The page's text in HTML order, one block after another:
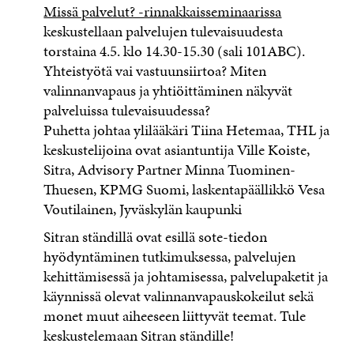
Missä palvelut? -rinnakkaisseminaarissa
keskustellaan palvelujen tulevaisuudesta
torstaina 4.5. klo 14.30-15.30 (sali 101ABC).
Yhteistyötä vai vastuunsiirtoa? Miten
valinnanvapaus ja yhtiöittäminen näkyvät
palveluissa tulevaisuudessa?
Puhetta johtaa ylilääkäri Tiina Hetemaa, THL ja
keskustelijoina ovat asiantuntija Ville Koiste,
Sitra, Advisory Partner Minna Tuominen-
Thuesen, KPMG Suomi, laskentapäällikkö Vesa
Voutilainen, Jyväskylän kaupunki
Sitran ständillä ovat esillä sote-tiedon
hyödyntäminen tutkimuksessa, palvelujen
kehittämisessä ja johtamisessa, palvelupaketit ja
käynnissä olevat valinnanvapauskokeilut sekä
monet muut aiheeseen liittyvät teemat. Tule
keskustelemaan Sitran ständille!